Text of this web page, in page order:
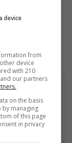
latek
przyznał
Nie
device
from
device
with 210
our partners
on the basis
by managing
of this page
in privacy